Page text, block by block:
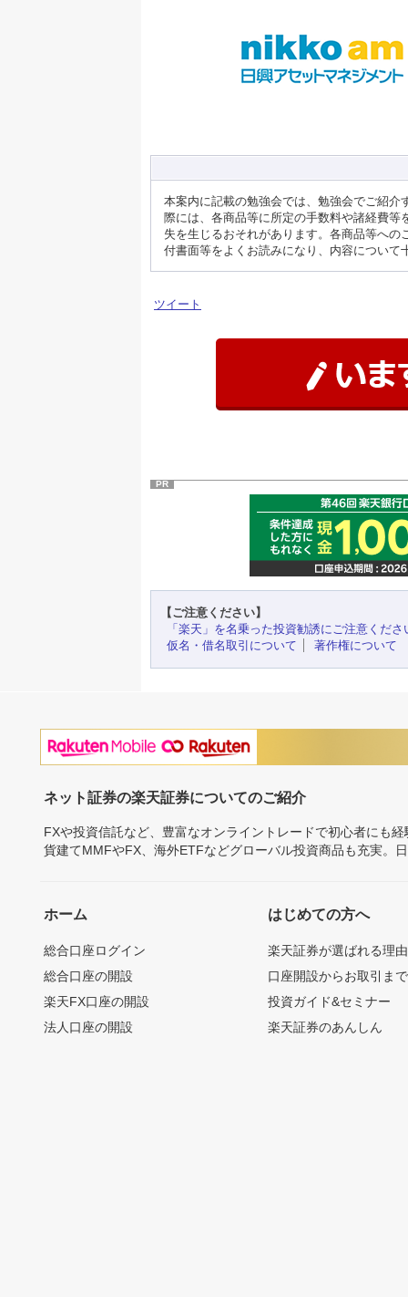
本案内に記載の勉強会では、勉強会でご紹
際には、各商品等に所定の手数料や諸経費
失を生じるおそれがあります。各商品等へ
付書面等をよくお読みになり、内容について
ツイート
PR
【ご注意ください】
「楽天」を名乗った投資勧誘にご注意くださ
仮名・借名取引について
著作権について
ネット証券の楽天証券についてのご紹介
FXや投資信託など、豊富なオンライントレードで初心者にも
貨建てMMFやFX、海外ETFなどグローバル投資商品も充実。
ホーム
総合口座ログイン
総合口座の開設
楽天FX口座の開設
法人口座の開設
はじめての方へ
楽天証券が選ばれる理由
口座開設からお取引ま
投資ガイド&セミナー
楽天証券のあんしん